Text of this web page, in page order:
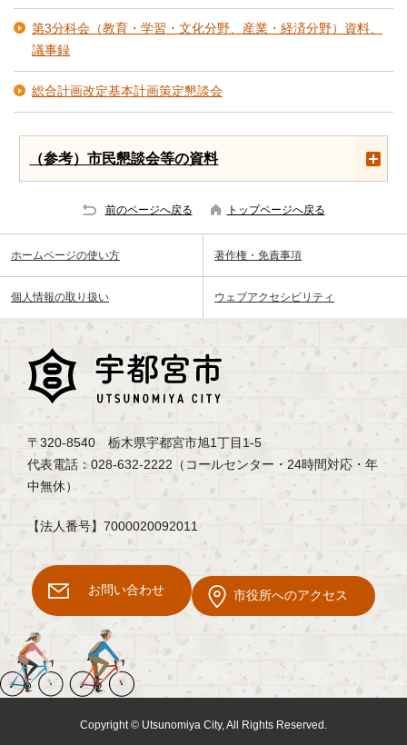
第3分科会（教育・学習・文化分野、産業・経済分野）資料、
議事録
総合計画改定基本計画策定懇談会
（参考）市民懇談会等の資料
前のページへ戻る トップページへ戻る
ホームページの使い方 著作権・免責事項
個人情報の取り扱い ウェブアクセシビリティ
〒320-8540 栃木県宇都宮市旭1丁目1-5
代表電話：028-632-2222（コールセンター・24時間対応・年
中無休）
【法人番号】7000020092011
お問い合わせ 市役所へのアクセス
Copyright © Utsunomiya City, All Rights Reserved.